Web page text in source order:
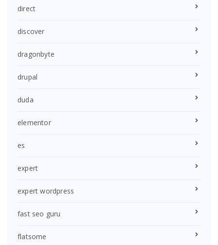
direct
discover
dragonbyte
drupal
duda
elementor
es
expert
expert wordpress
fast seo guru
flatsome